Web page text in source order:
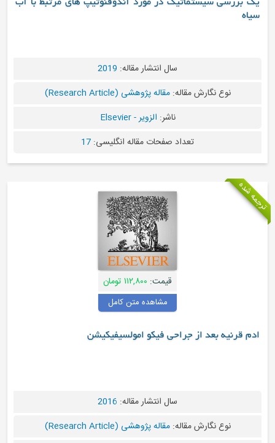
سیستماتیک در مورد آندوفنوتیپ های مرتبط با آب
سال انتشار مقاله:2019
نوع نگارش مقاله:مقاله پژوهشی (Research Article)
الزویر - Elsevier
تعداد صفحات مقاله انگلیسی:17
۱۱۲,۸۰۰ تومان
مشاهده متن کامل
بعد از جراحی فیکو امولسیفیکیشن
سال انتشار مقاله:2016
نوع نگارش مقاله:مقاله پژوهشی (Research Article)